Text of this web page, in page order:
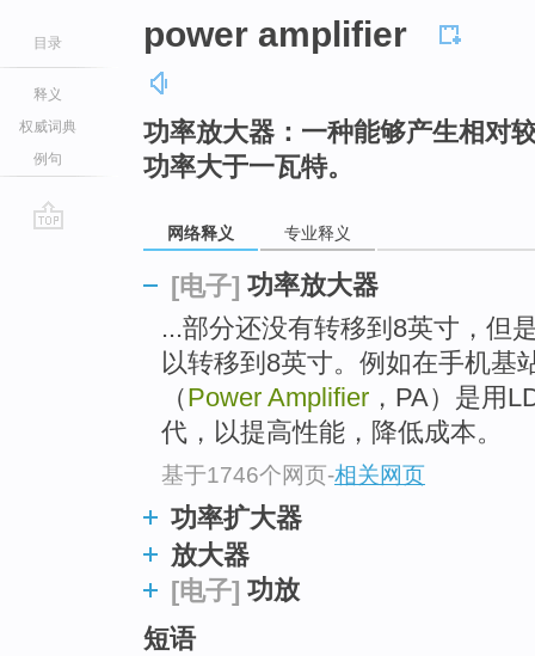
目录
释义
权威词典
例句
power amplifier
功率放大器：一种能够产生相对
功率大于一瓦特。
网络释义 专业释义
[电子] 功率放大器
...部分还没有转移到8英寸，但
以转移到8英寸。例如在手机基
（Power Amplifier ，PA）是用
代，以提高性能，降低成本。
基于1746个网页-相关网页
功率扩大器
放大器
[电子] 功放
短语